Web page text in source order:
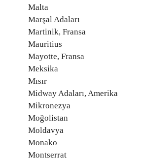
Malta
Marşal Adaları
Martinik, Fransa
Mauritius
Mayotte, Fransa
Meksika
Mısır
Midway Adaları, Amerika
Mikronezya
Moğolistan
Moldavya
Monako
Montserrat